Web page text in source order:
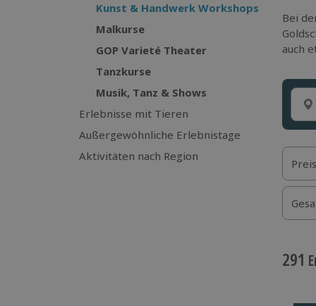
Kunst & Handwerk Workshops
Malkurse
GOP Varieté Theater
Tanzkurse
Musik, Tanz & Shows
Erlebnisse mit Tieren
Außergewöhnliche Erlebnistage
Aktivitäten nach Region
Bei
auch
Preis
291